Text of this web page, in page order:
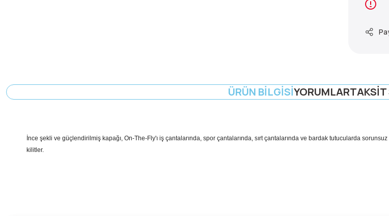
ÜRÜN BILGISIYORUMLARTAKSIT
İnce şekli ve güçlendirilmiş kapağı, On-The-Fly'ı iş çantalarında, spor çantalarında, sırt çantalarında ve bardak tutucularda
kilitler.